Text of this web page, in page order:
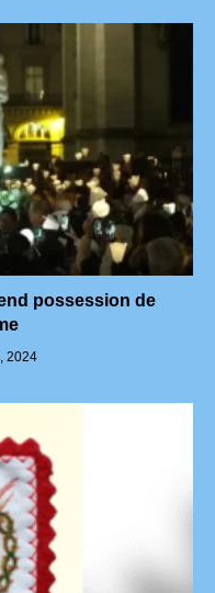
possession de
2024